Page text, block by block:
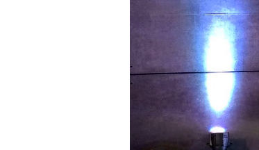
Sudah pakai
Yamaha
Honda
Dukung
Yamaha